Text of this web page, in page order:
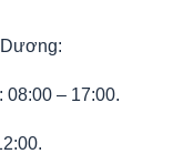
– 17:00.